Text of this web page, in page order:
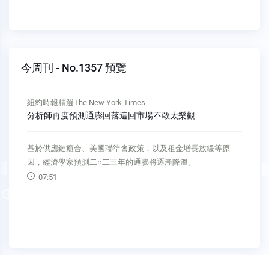
今周刊 - No.1357 預覽
紐約時報精選The New York Times
分析師再度預測通膨回落這回市場不敢太樂觀
基於供應鏈癒合、美國聯準會政策，以及租金增長放緩等原
因，經濟學家預測二○二三年的通膨將逐漸降溫。
07:51